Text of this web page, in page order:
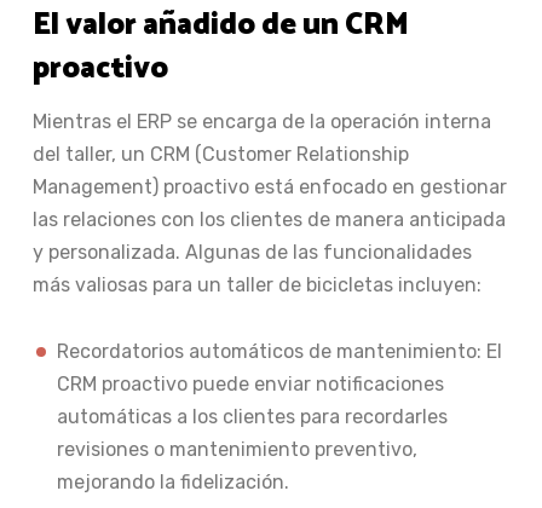
El valor añadido de un CRM
proactivo
Mientras el ERP se encarga de la operación interna
del taller, un CRM (Customer Relationship
Management) proactivo está enfocado en gestionar
las relaciones con los clientes de manera anticipada
y personalizada. Algunas de las funcionalidades
más valiosas para un taller de bicicletas incluyen:
Recordatorios automáticos de mantenimiento: El
CRM proactivo puede enviar notificaciones
automáticas a los clientes para recordarles
revisiones o mantenimiento preventivo,
mejorando la fidelización.